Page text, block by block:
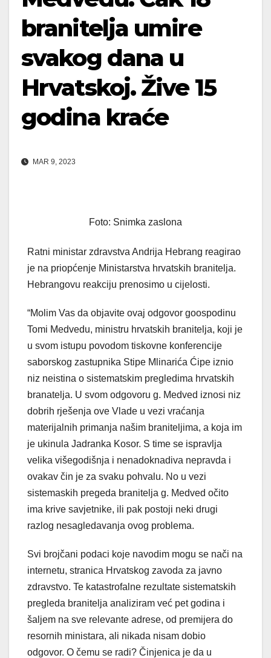
branitelja umire
svakog dana u
Hrvatskoj. Žive 15
godina kraće
MAR 9, 2023
Foto: Snimka zaslona
Ratni ministar zdravstva Andrija Hebrang reagirao
je na priopćenje Ministarstva hrvatskih branitelja.
Hebrangovu reakciju prenosimo u cijelosti.
“Molim Vas da objavite ovaj odgovor goospodinu
Tomi Medvedu, ministru hrvatskih branitelja, koji je
u svom istupu povodom tiskovne konferencije
saborskog zastupnika Stipe Mlinarića Ćipe iznio
niz neistina o sistematskim pregledima hrvatskih
branatelja. U svom odgovoru g. Medved iznosi niz
dobrih rješenja ove Vlade u vezi vraćanja
materijalnih primanja našim braniteljima, a koja im
je ukinula Jadranka Kosor. S time se ispravlja
velika višegodišnja i nenadoknadiva nepravda i
ovakav čin je za svaku pohvalu. No u vezi
sistemaskih pregeda branitelja g. Medved očito
ima krive savjetnike, ili pak postoji neki drugi
razlog nesagledavanja ovog problema.
Svi brojčani podaci koje navodim mogu se nači na
internetu, stranica Hrvatskog zavoda za javno
zdravstvo. Te katastrofalne rezultate sistematskih
pregleda branitelja analiziram već pet godina i
šaljem na sve relevante adrese, od premijera do
resornih ministara, ali nikada nisam dobio
odgovor. O čemu se radi? Činjenica je da u